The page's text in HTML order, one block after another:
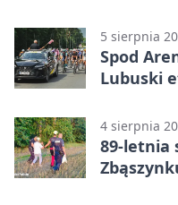
5 sierpnia
Spod
Lubuski
4 sierpnia
89-letnia